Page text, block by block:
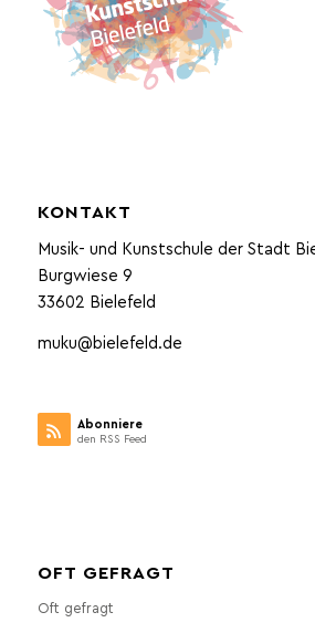
KONTAKT
Musik- und Kunstschule der Stadt
Burgwiese 9
33602 Bielefeld
muku@bielefeld.de
Abonniere
den RSS Feed
OFT GEFRAGT
Oft gefragt